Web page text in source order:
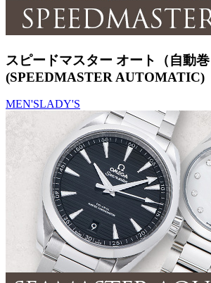
スピードマスター オート（自動巻
(SPEEDMASTER AUTOMATIC)
MEN'SLADY'S